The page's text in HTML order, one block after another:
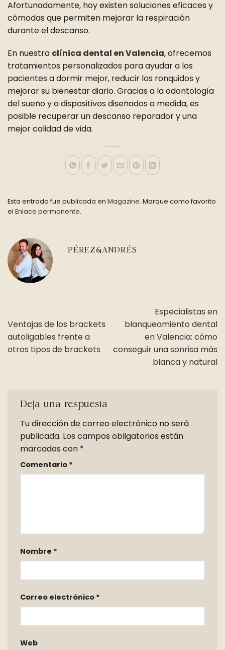
Afortunadamente, hoy existen soluciones eficaces y
cómodas que permiten mejorar la respiración
durante el descanso.
En nuestra clínica dental en Valencia, ofrecemos
tratamientos personalizados para ayudar a los
pacientes a dormir mejor, reducir los ronquidos y
mejorar su bienestar diario. Gracias a la odontología
del sueño y a dispositivos diseñados a medida, es
posible recuperar un descanso reparador y una
mejor calidad de vida.
Esta entrada fue publicada en Magazine. Marque como favorito
el Enlace permanente.
PÉREZ&ANDRÉS
Ventajas de los brackets
autoligables frente a
otros tipos de brackets
Especialistas en
blanqueamiento dental
en Valencia: cómo
conseguir una sonrisa más
blanca y natural
Deja una respuesta
Tu dirección de correo electrónico no será
publicada. Los campos obligatorios están
marcados con *
Comentario *
Nombre *
Correo electrónico *
Web